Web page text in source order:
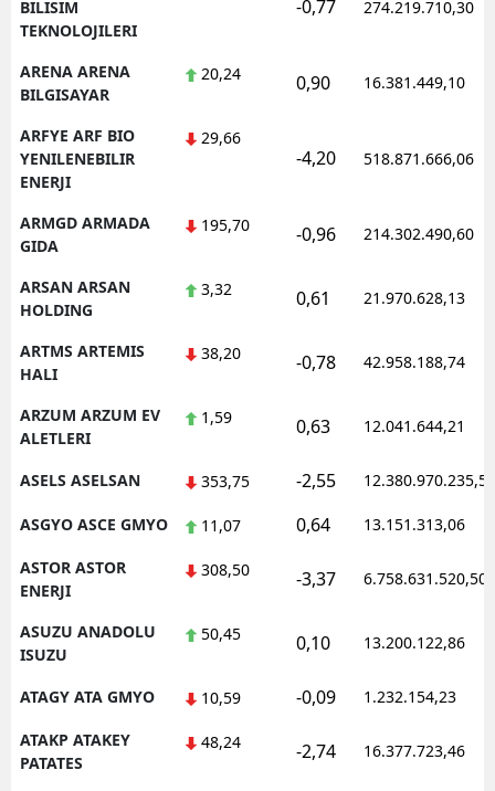
BILISIM
TEKNOLOJILERI
-0,77 274.219.710,30
ARENA ARENA
BILGISAYAR
20,24 0,90 16.381.449,10
ARFYE ARF BIO
YENILENEBILIR
ENERJI
29,66
-4,20 518.871.666,06
ARMGD ARMADA
GIDA
195,70 -0,96 214.302.490,60
ARSAN ARSAN
HOLDING
3,32 0,61 21.970.628,13
ARTMS ARTEMIS
HALI
38,20 -0,78 42.958.188,74
ARZUM ARZUM EV
ALETLERI
1,59 0,63 12.041.644,21
ASELS ASELSAN 353,75 -2,55 12.380.970.235,50
ASGYO ASCE GMYO 11,07 0,64 13.151.313,06
ASTOR ASTOR
ENERJI
308,50 -3,37 6.758.631.520,50
ASUZU ANADOLU
ISUZU
50,45 0,10 13.200.122,86
ATAGY ATA GMYO 10,59 -0,09 1.232.154,23
ATAKP ATAKEY
PATATES
48,24 -2,74 16.377.723,46